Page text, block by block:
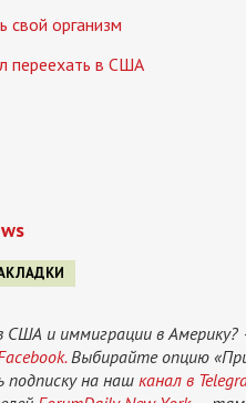
свой организм
переехать в США
и иммиграции в Америку?
Выбирайте опцию
на наш канал в